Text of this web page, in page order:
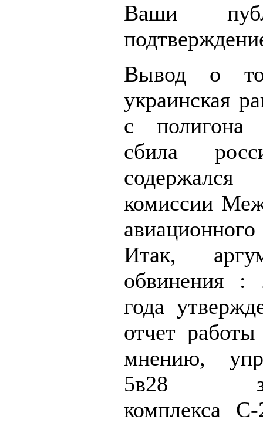
Ваши
Вывод о
украинская
с полигона
сбила
комиссии
Итак,
обвинения :
года
отчет
мнению,
5в28
комплекса